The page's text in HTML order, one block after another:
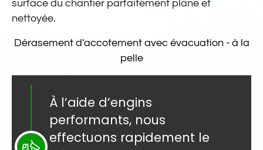
surface du chantier parfaitement plane et
nettoyée.
Dérasement d'accotement avec évacuation - à la
pelle
À l’aide d’engins
performants, nous
effectuons rapidement le